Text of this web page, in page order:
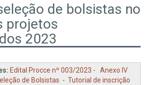
de bolsistas no
projetos
2023
Edital Procce nº 003/2023 - Anexo IV
de Bolsistas - Tutorial de inscrição